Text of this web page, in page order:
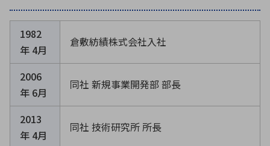
1982
年 4月
倉敷紡績株式会社入社
2006
年 6月
同社 新規事業開発部 部長
2013
年 4月
同社 技術研究所 所長